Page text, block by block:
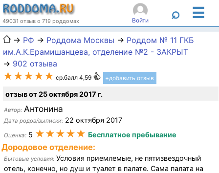
49031 отзыв о 719 роддомах Войти ⌕ ☰
→ РФ → Роддома Москвы → Роддом № 11 ГКБ
им.А.К.Ерамишанцева, отделение №2 - ЗАКРЫТ
→ 902 отзыва
★★★★★ ср.балл 4,59 +добавить отзыв
отзыв от 25 октября 2017 г.
Автор: Антонина
Дата родов/выписки: 22 октября 2017
Оценка: 5 ★★★★★ Бесплатное пребывание
Дородовое отделение:
Бытовые условия: Условия приемлемые, не пятизвездочный
отель, конечно, но душ и туалет в палате. Сама палата на